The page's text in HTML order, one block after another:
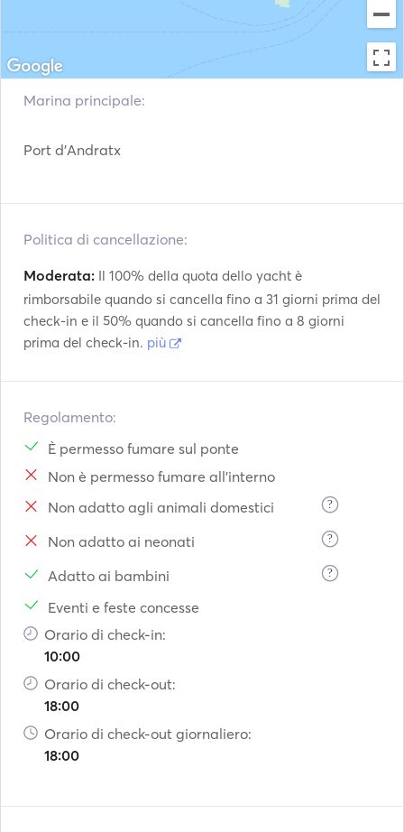
CHARTER SCHEDULE"
arranged at an additional cost and always with prior
EXTRA INFORMATION:
Insurance included.
Only mooring in base port included.
Not available without skipper.
Mandatory final cleaning 90 € / day not included in the
Sheets and towels 15€ p.p.
Stewardess 150€ / day.
*Prices include exclusive use of the boat, mooring in base
port.
*Fuel, moorings in other ports, food and beverages and
extras are not included.
Marina principale:
Port d'Andratx
Politica di cancellazione:
Moderata: Il 100% della quota dello yacht è
rimborsabile quando si cancella fino a 31 giorni prima del
check-in e il 50% quando si cancella fino a 8 giorni
prima del check-in. più
Regolamento:
È permesso fumare sul ponte
Non è permesso fumare all'interno
Non adatto agli animali domestici
?
Non adatto ai neonati ?
Adatto ai bambini ?
Eventi e feste concesse
Orario di check-in:
10:00
Orario di check-out:
18:00
Orario di check-out giornaliero:
18:00